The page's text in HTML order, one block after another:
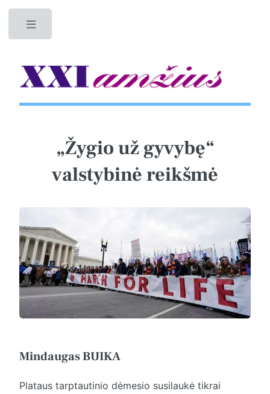
„Žygio už gyvybę“
valstybinė reikšmė
Mindaugas BUIKA
Plataus tarptautinio dėmesio susilaukė tikrai